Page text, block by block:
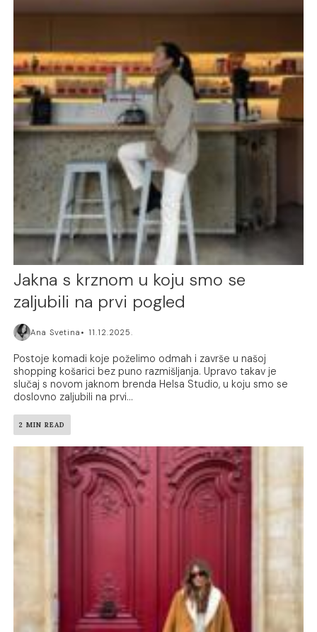
Jakna s krznom u koju smo se
zaljubili na prvi pogled
Ana Svetina 11.12.2025.
Postoje komadi koje poželimo odmah i završe u našoj
shopping košarici bez puno razmišljanja. Upravo takav je
slučaj s novom jaknom brenda Helsa Studio, u koju smo se
doslovno zaljubili na prvi...
2 MIN READ